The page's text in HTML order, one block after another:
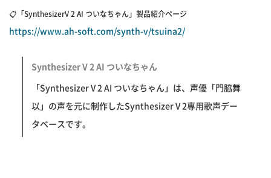
📋「SynthesizerV 2 AI ついなちゃん」製品紹介ページ
https://www.ah-soft.com/synth-v/tsuina2/
Synthesizer V 2 AI ついなちゃん
「Synthesizer V 2 AI ついなちゃん」は、声優「門脇舞
以」の声を元に制作したSynthesizer V 2専用歌声デー
タベースです。